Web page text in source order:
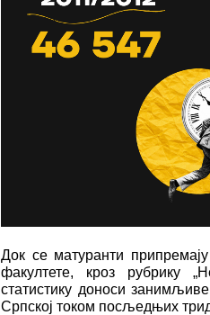
Док се матуранти
факултете, кроз рубрику
статистику доноси
Српској током посљедњих